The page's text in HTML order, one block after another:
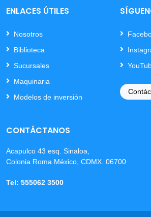
ENLACES ÚTILES
Nosotros
Biblioteca
Sucursales
Maquinaria
Modelos de inversión
CONTÁCTANOS
Acapulco 43 esq. Sinaloa,
Colonia Roma México, CDMX. 06700
Tel: 555062 3500